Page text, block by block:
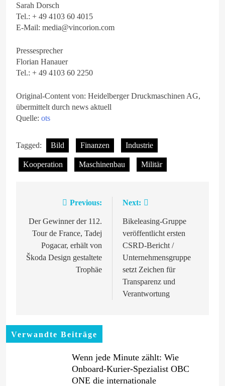
Sarah Dorsch
Tel.: + 49 4103 60 4015
E-Mail: media@vincorion.com
Pressesprecher
Florian Hanauer
Tel.: + 49 4103 60 2250
Original-Content von: Heidelberger Druckmaschinen AG,
übermittelt durch news aktuell
Quelle: ots
Tagged: Bild Finanzen Industrie
Kooperation Maschinenbau Militär
Beitragsnavigation
Previous:
Der Gewinner der 112.
Tour de France, Tadej
Pogacar, erhält von
Škoda Design gestaltete
Trophäe
Next:
Bikeleasing-Gruppe
veröffentlicht ersten
CSRD-Bericht /
Unternehmensgruppe
setzt Zeichen für
Transparenz und
Verantwortung
Verwandte Beiträge
Wenn jede Minute zählt: Wie
Onboard-Kurier-Spezialist OBC
ONE die internationale